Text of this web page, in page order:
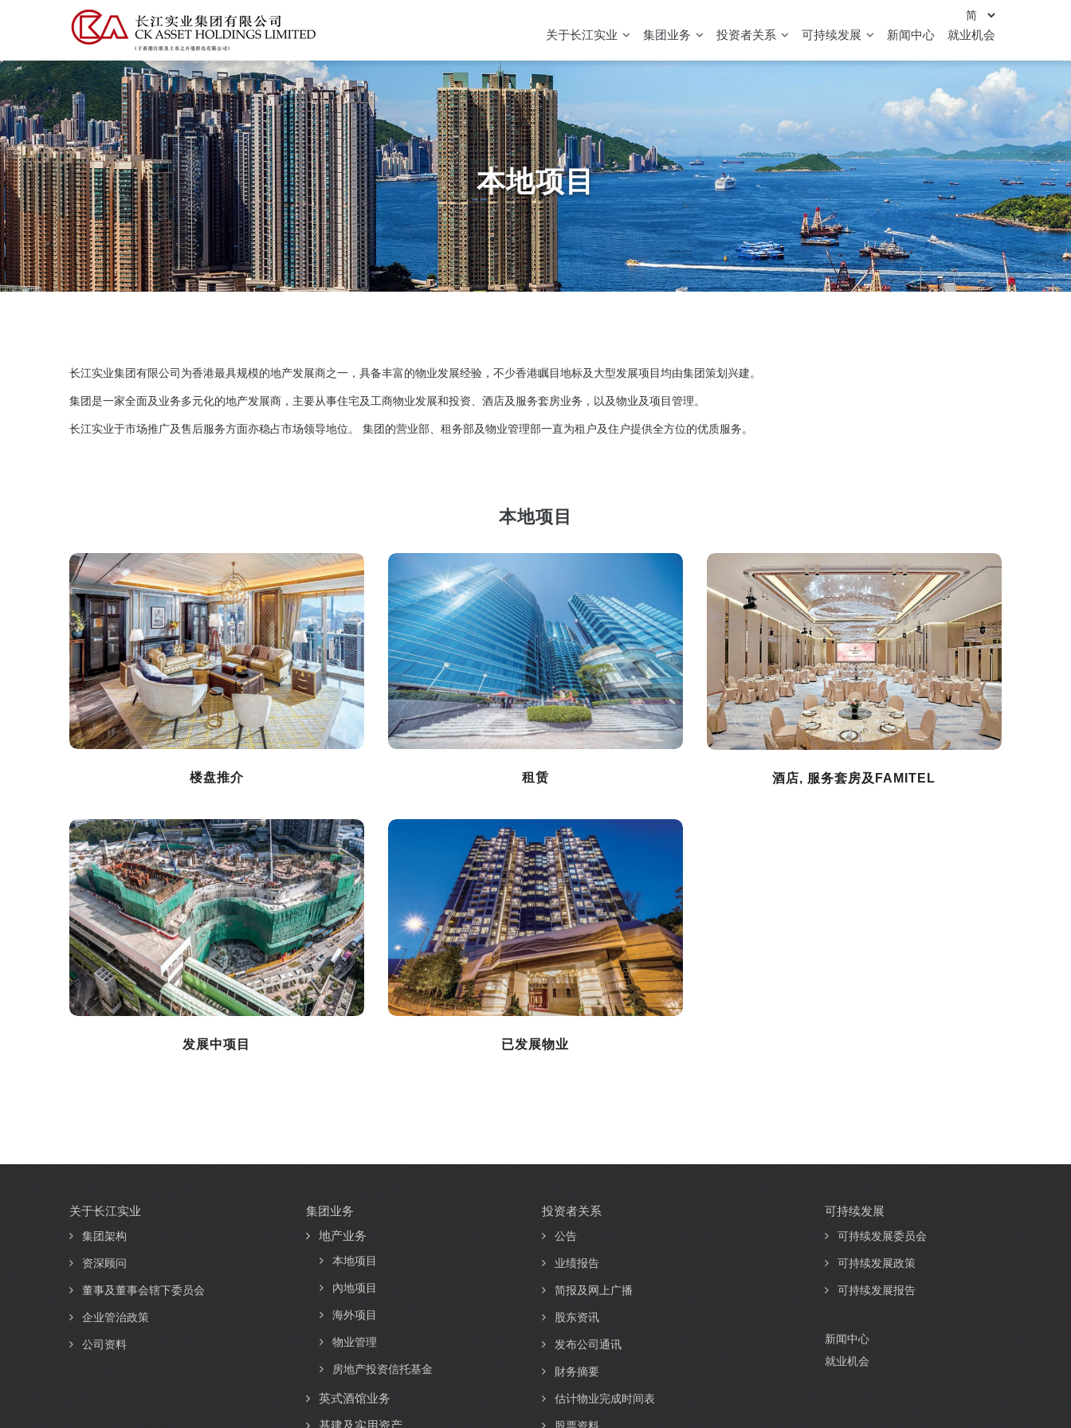
主
要
内
容
关于长江实业 集团业务 投资者关系 可持续发展 新闻中心 就业机会
本地项目
长江实业集团有限公司为香港最具规模的地产发展商之一，具备丰富的物业发展经验，不少香港瞩目地标及大型发展项目均由集团策划兴建。
集团是一家全面及业务多元化的地产发展商，主要从事住宅及工商物业发展和投资、酒店及服务套房业务，以及物业及项目管理。
长江实业于市场推广及售后服务方面亦稳占市场领导地位。 集团的营业部、租务部及物业管理部一直为租户及住户提供全方位的优质服务。
本地项目
楼盘推介 租赁 酒店, 服务套房及FAMITEL
发展中项目 已发展物业
Main
navigation
关于长江实业
集团架构
资深顾问
董事及董事会辖下委员会
企业管治政策
公司资料
集团业务
地产业务
本地项目
內地项目
海外项目
物业管理
房地产投资信托基金
英式酒馆业务
基建及实用资产
投资者关系
公告
业绩报告
简报及网上广播
股东资讯
发布公司通讯
財务摘要
估计物业完成时间表
股票资料
可持续发展
可持续发展委员会
可持续发展政策
可持续发展报告
新闻中心
就业机会